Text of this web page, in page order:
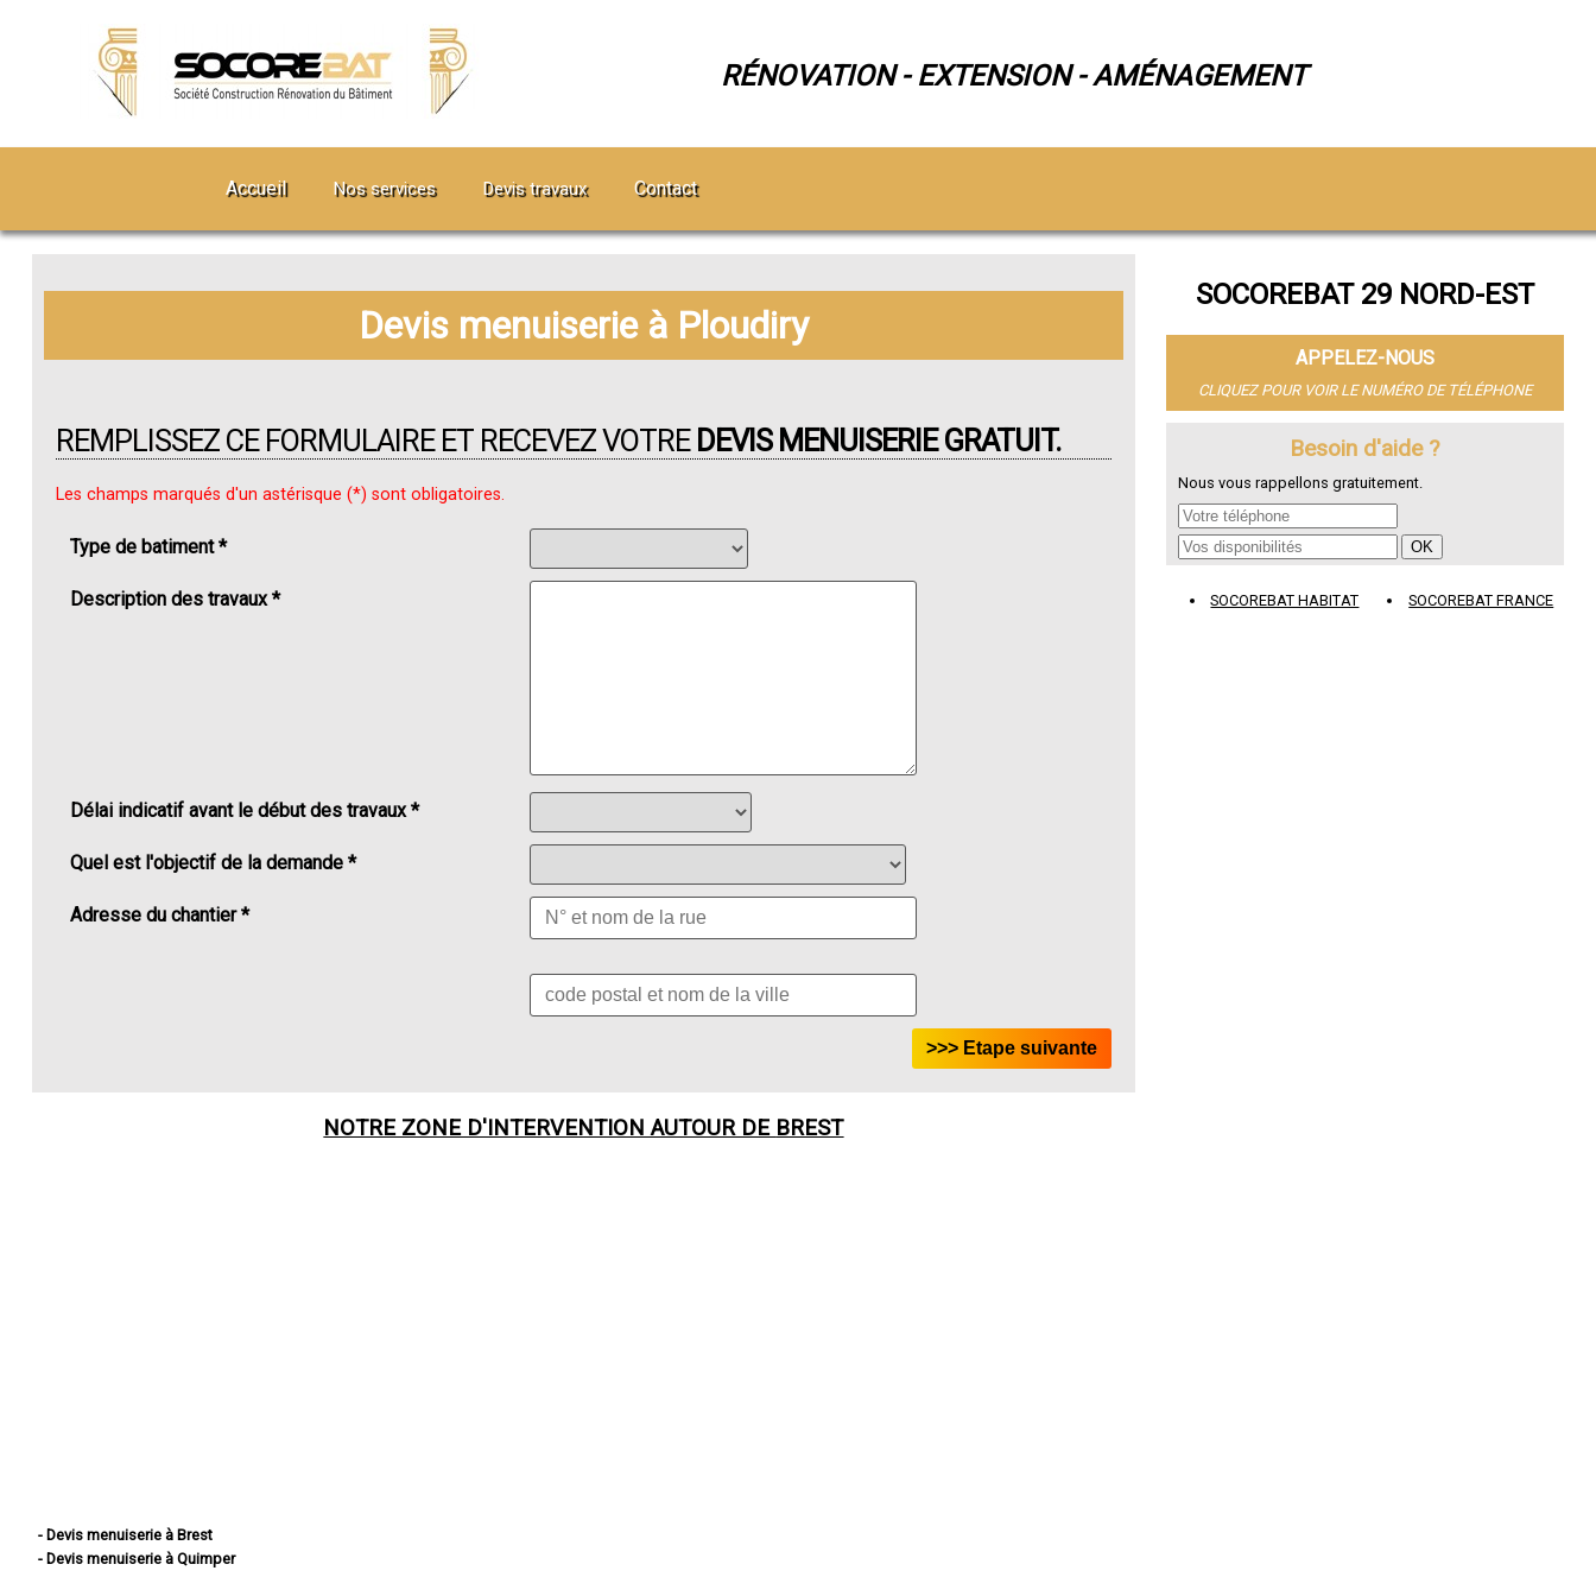
RÉNOVATION - EXTENSION - AMÉNAGEMENT
Accueil Nos services Devis travaux Contact
Devis menuiserie à Ploudiry
REMPLISSEZ CE FORMULAIRE ET RECEVEZ VOTRE DEVIS MENUISERIE GRATUIT.
Les champs marqués d'un astérisque (*) sont obligatoires.
Type de batiment *
Description des travaux *
Délai indicatif avant le début des travaux *
Quel est l'objectif de la demande *
Adresse du chantier *
NOTRE ZONE D'INTERVENTION AUTOUR DE BREST
- Devis menuiserie à Brest
- Devis menuiserie à Quimper
SOCOREBAT 29 NORD-EST
APPELEZ-NOUS
CLIQUEZ POUR VOIR LE NUMÉRO DE TÉLÉPHONE
Besoin d'aide ?
Nous vous rappellons gratuitement.
SOCOREBAT HABITAT SOCOREBAT FRANCE